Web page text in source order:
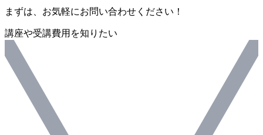
まずは、お気軽にお問い合わせください！
講座や受講費用を知りたい